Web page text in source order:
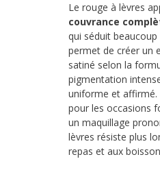
Le rouge à lèvres
couvrance
qui séduit
permet de créer un
satiné selon la
pigmentation
uniforme et affirmé.
pour les occasions
un maquillage
lèvres résiste plus
repas et aux